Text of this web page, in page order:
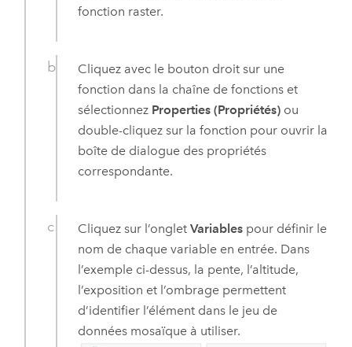
fonction raster.
Cliquez avec le bouton droit sur une
fonction dans la chaîne de fonctions et
sélectionnez Properties (Propriétés) ou
double-cliquez sur la fonction pour ouvrir la
boîte de dialogue des propriétés
correspondante.
Cliquez sur l’ongletVariables pour définir le
nom de chaque variable en entrée. Dans
l’exemple ci-dessus, la pente, l’altitude,
l’exposition et l’ombrage permettent
d’identifier l’élément dans le jeu de
données mosaïque à utiliser.